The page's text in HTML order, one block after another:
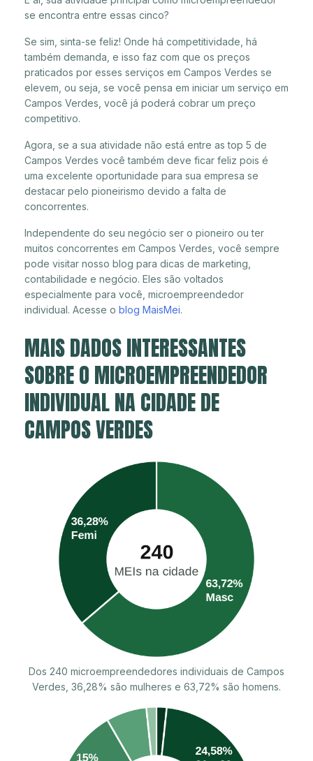
se encontra entre essas cinco?
Se sim, sinta-se feliz! Onde há competitividade, há
também demanda, e isso faz com que os preços
praticados por esses serviços em Campos Verdes se
elevem, ou seja, se você pensa em iniciar um serviço em
Campos Verdes, você já poderá cobrar um preço
competitivo.
Agora, se a sua atividade não está entre as top 5 de
Campos Verdes você também deve ficar feliz pois é
uma excelente oportunidade para sua empresa se
destacar pelo pioneirismo devido a falta de
concorrentes.
Independente do seu negócio ser o pioneiro ou ter
muitos concorrentes em Campos Verdes, você sempre
pode visitar nosso blog para dicas de marketing,
contabilidade e negócio. Eles são voltados
especialmente para você, microempreendedor
individual. Acesse o blog MaisMei.
MAIS DADOS INTERESSANTES
SOBRE O MICROEMPREENDEDOR
INDIVIDUAL NA CIDADE DE
CAMPOS VERDES
Dos 240 microempreendedores individuais de Campos
Verdes, 36,28% são mulheres e 63,72% são homens.